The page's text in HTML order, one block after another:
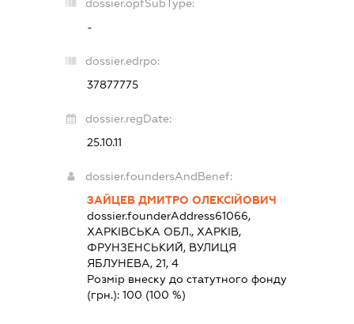
dossier.opfSubType:
-
dossier.edrpo:
37877775
dossier.regDate:
25.10.11
dossier.foundersAndBenef:
ЗАЙЦЕВ ДМИТРО ОЛЕКСІЙОВИЧ
dossier.founderAddress61066,
ХАРКІВСЬКА ОБЛ., ХАРКІВ,
ФРУНЗЕНСЬКИЙ, ВУЛИЦЯ
ЯБЛУНЕВА, 21, 4
Розмір внеску до статутного фонду
(грн.): 100 (100 %)